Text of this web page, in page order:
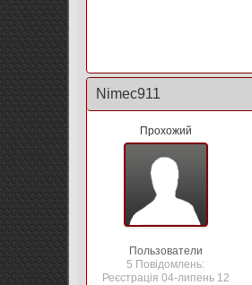
Nimec911
Прохожий
Пользователи
5 Повідомлень:
Реєстрація 04-липень 12